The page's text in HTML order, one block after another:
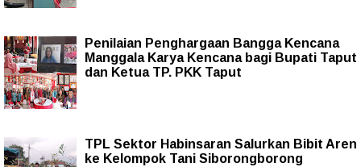
Penilaian Penghargaan Bangga Kencana
Manggala Karya Kencana bagi Bupati Taput
dan Ketua TP. PKK Taput
TPL Sektor Habinsaran Salurkan Bibit Aren
ke Kelompok Tani Siborongborong